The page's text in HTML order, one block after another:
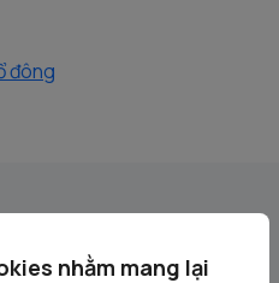
đông
nhằm mang lại